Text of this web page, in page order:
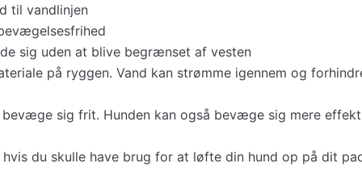
til vandlinjen
sig uden at blive begrænset af vesten
på ryggen. Vand kan strømme igennem og
sig frit. Hunden kan også bevæge sig mere
du skulle have brug for at løfte din hund op på dit